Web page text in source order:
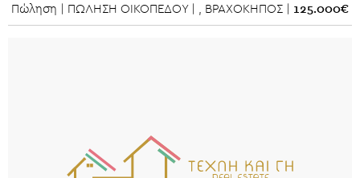
Πώληση | ΠΩΛΗΣΗ ΟΙΚΟΠΕΔΟΥ | , ΒΡΑΧΟΚΗΠΟΣ | 125.000€